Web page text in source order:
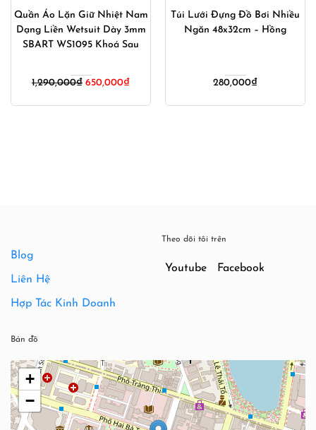
Quần Áo Lặn Giữ Nhiệt Nam
Dạng Liền Wetsuit Dày 3mm
SBART WS1095 Khoá Sau
1,290,000₫ 650,000₫
Túi Lưới Đựng Đồ Bơi Nhiều
Ngăn 48x32cm – Hồng
280,000₫
Blog
Liên Hệ
Hợp Tác Kinh Doanh
Theo dõi tôi trên
Youtube Facebook
Bản đồ
+
−